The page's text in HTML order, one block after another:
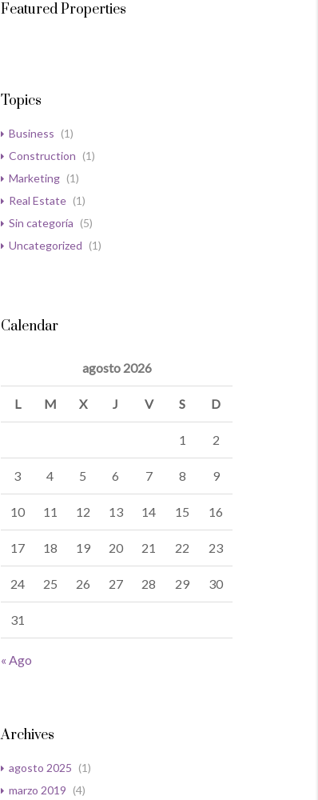
Featured Properties
Topics
Business (1)
Construction (1)
Marketing (1)
Real Estate (1)
Sin categoría (5)
Uncategorized (1)
Calendar
agosto 2026
L M X J V S D
1 2
3 4 5 6 7 8 9
10 11 12 13 14 15 16
17 18 19 20 21 22 23
24 25 26 27 28 29 30
31
« Ago
Archives
agosto 2025 (1)
marzo 2019 (4)